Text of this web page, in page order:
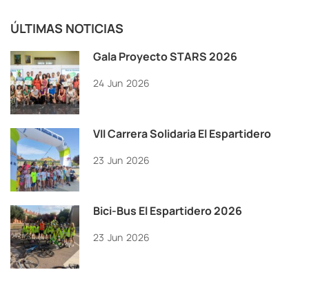
ÚLTIMAS NOTICIAS
Gala Proyecto STARS 2026
24 Jun 2026
VII Carrera Solidaria El Espartidero
23 Jun 2026
Bici-Bus El Espartidero 2026
23 Jun 2026